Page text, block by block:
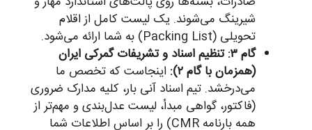
شیرینگ می‌شوند. یک لیست کامل از اقلام
تحویلی (Packing List) به شما ارائه می‌شود.
گام ۳: تنظیم اسناد و تشریفات گمرکی ایران
(همزمان با گام ۲):
اینجاست که تخصص ما
می‌درخشد. تیم اسناد آنی بار، کلیه مدارک ضروری
(فاکتور، گواهی مبدأ، لیست عدل‌بندی و مهم‌تر از
همه بارنامه CMR) را بر اساس اطلاعات شما